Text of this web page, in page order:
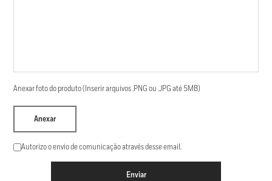
Anexar foto do produto (Inserir arquivos .PNG ou .JPG até 5MB)
Anexar
Autorizo o envio de comunicação através desse email.
Enviar